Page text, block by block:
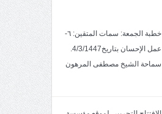
خطبة الجمعة: سمات المتقين: ٦-
عمل الإحسان بتاريخ4/3/1447.
سماحة الشيخ مصطفى المرهون